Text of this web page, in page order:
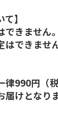
】
きません。
できません
990円（税
けとなりま